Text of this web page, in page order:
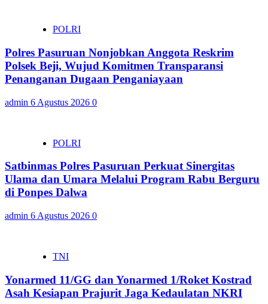
POLRI
Polres Pasuruan Nonjobkan Anggota Reskrim
Polsek Beji, Wujud Komitmen Transparansi
Penanganan Dugaan Penganiayaan
admin 6 Agustus 2026 0
POLRI
Satbinmas Polres Pasuruan Perkuat Sinergitas
Ulama dan Umara Melalui Program Rabu Berguru
di Ponpes Dalwa
admin 6 Agustus 2026 0
TNI
Yonarmed 11/GG dan Yonarmed 1/Roket Kostrad
Asah Kesiapan Prajurit Jaga Kedaulatan NKRI